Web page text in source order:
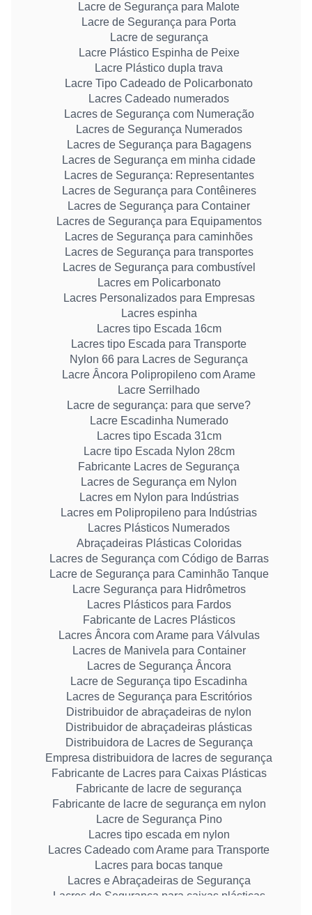
Lacre de Segurança para Malote
Lacre de Segurança para Porta
Lacre de segurança
Lacre Plástico Espinha de Peixe
Lacre Plástico dupla trava
Lacre Tipo Cadeado de Policarbonato
Lacres Cadeado numerados
Lacres de Segurança com Numeração
Lacres de Segurança Numerados
Lacres de Segurança para Bagagens
Lacres de Segurança em minha cidade
Lacres de Segurança: Representantes
Lacres de Segurança para Contêineres
Lacres de Segurança para Container
Lacres de Segurança para Equipamentos
Lacres de Segurança para caminhões
Lacres de Segurança para transportes
Lacres de Segurança para combustível
Lacres em Policarbonato
Lacres Personalizados para Empresas
Lacres espinha
Lacres tipo Escada 16cm
Lacres tipo Escada para Transporte
Nylon 66 para Lacres de Segurança
Lacre Âncora Polipropileno com Arame
Lacre Serrilhado
Lacre de segurança: para que serve?
Lacre Escadinha Numerado
Lacres tipo Escada 31cm
Lacre tipo Escada Nylon 28cm
Fabricante Lacres de Segurança
Lacres de Segurança em Nylon
Lacres em Nylon para Indústrias
Lacres em Polipropileno para Indústrias
Lacres Plásticos Numerados
Abraçadeiras Plásticas Coloridas
Lacres de Segurança com Código de Barras
Lacre de Segurança para Caminhão Tanque
Lacre Segurança para Hidrômetros
Lacres Plásticos para Fardos
Fabricante de Lacres Plásticos
Lacres Âncora com Arame para Válvulas
Lacres de Manivela para Container
Lacres de Segurança Âncora
Lacre de Segurança tipo Escadinha
Lacres de Segurança para Escritórios
Distribuidor de abraçadeiras de nylon
Distribuidor de abraçadeiras plásticas
Distribuidora de Lacres de Segurança
Empresa distribuidora de lacres de segurança
Fabricante de Lacres para Caixas Plásticas
Fabricante de lacre de segurança
Fabricante de lacre de segurança em nylon
Lacre de Segurança Pino
Lacres tipo escada em nylon
Lacres Cadeado com Arame para Transporte
Lacres para bocas tanque
Lacres e Abraçadeiras de Segurança
Lacres de Segurança para caixas plásticas